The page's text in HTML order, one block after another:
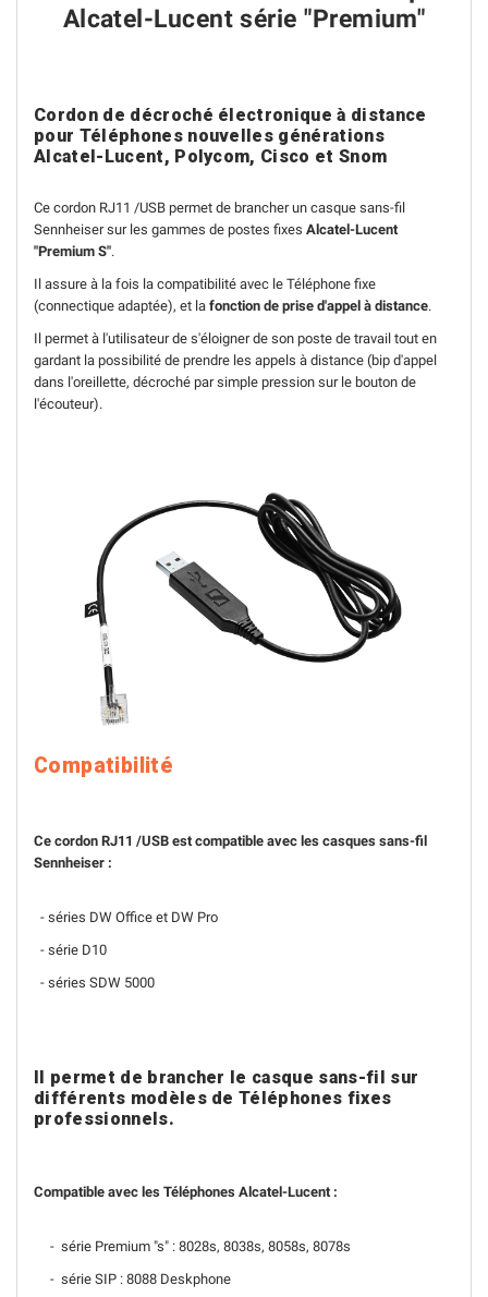
Alcatel-Lucent série "Premium"
Cordon de décroché électronique à distance
pour Téléphones nouvelles générations
Alcatel-Lucent, Polycom, Cisco et Snom
Ce cordon RJ11 /USB permet de brancher un casque sans-fil
Sennheiser sur les gammes de postes fixes Alcatel-Lucent
"Premium S".
Il assure à la fois la compatibilité avec le Téléphone fixe
(connectique adaptée), et la fonction de prise d'appel à distance.
Il permet à l'utilisateur de s'éloigner de son poste de travail tout en
gardant la possibilité de prendre les appels à distance (bip d'appel
dans l'oreillette, décroché par simple pression sur le bouton de
l'écouteur).
Compatibilité
Ce cordon RJ11 /USB est compatible avec les casques sans-fil
Sennheiser :
- séries DW Office et DW Pro
- série D10
- séries SDW 5000
Il permet de brancher le casque sans-fil sur
différents modèles de Téléphones fixes
professionnels.
Compatible avec les Téléphones Alcatel-Lucent :
- série Premium "s" : 8028s, 8038s, 8058s, 8078s
- série SIP : 8088 Deskphone